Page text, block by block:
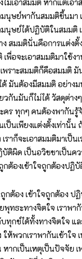
ม่เอาสมมติ หากแต่เอ
ษย์พากันสมมติขึ้นมา
มนุษย์ได้ปฏิบัติในสมมติ
ง สมมตินั่นคือการแต่ง
อจะเอาสมมติมาใช้งา
ราะสมมติก็คือสมมติ มั
ด้ มันต้องมีสมมติ อย่าง
กันมันก็ไม่ได้ วัสดุต่าง
คร ทุกๆ คนต้องพากัน
นเพียงแต่งตั้งเท่านั้น
าก็จะเอาสมมติมาเป็นเ
ติผิด เป็นอวิชชาเป็นค
ต้องเข้าใจถูกต้องปฏิ
ต้อง เข้าใจถูกต้อง ป
ทธะทางจิตใจ เราพา
กข์ได้ทั้งทางจิตใจ แล
ห้พวกเราพากันเข้าใจ
ากเป็นเหตุเป็นปัจจัย เ